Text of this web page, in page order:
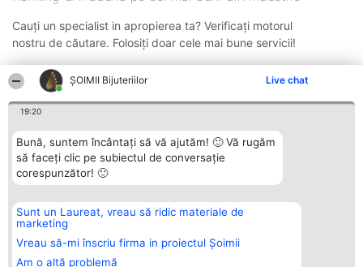
ŞOIMII Bijuteriilor Live chat
19:20
Bună, suntem încântați să vă ajutăm! 🙂 Vă rugăm
să faceți clic pe subiectul de conversație
corespunzător! 🙂
Sunt un Laureat, vreau să ridic materiale de
marketing
Vreau să-mi înscriu firma in proiectul Șoimii
Am o altă problemă
Cauți un specialist in apropierea ta? Verificați motorul
nostru de căutare. Folosiți doar cele mai bune servicii!
Organizator Ranking
BRIGHT SOLUTIONS BR SRL
Aleea Timisul De Sus 2 Bl. A30
Sc. A Et. 4 Ap. 13 Cod 061952
București
Plebiscyt
Lista Tuturor
Laureaților
Contact